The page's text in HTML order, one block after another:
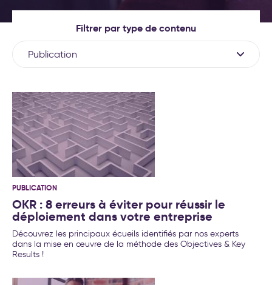
: votre méthode de pilotage
est-elle vraiment efficace ?
stratégique
nouveau management
Conseil et accompagnement
aux nouveaux modes de
travail
Formations aux nouveaux
modes de travail
Cockpit IA® : la méthode pour
déployer l'IA au service de
votre stratégie d’entreprise
Formations intelligence
artificielle générative
20 exemples
transformation de l’entreprise
Contact
Filtrer par type de contenu
Publication
PUBLICATION
OKR : 8 erreurs à éviter pour réussir le
déploiement dans votre entreprise
Découvrez les principaux écueils identifiés par nos experts
dans la mise en œuvre de la méthode des Objectives & Key
Results !